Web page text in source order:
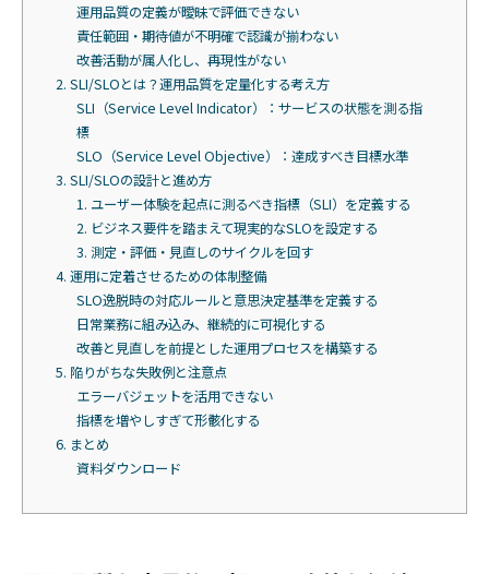
運用品質の定義が曖昧で評価できない
責任範囲・期待値が不明確で認識が揃わない
改善活動が属人化し、再現性がない
2. SLI/SLOとは？運用品質を定量化する考え方
SLI（Service Level Indicator）：サービスの状態を測る指
標
SLO（Service Level Objective）：達成すべき目標水準
3. SLI/SLOの設計と進め方
1. ユーザー体験を起点に測るべき指標（SLI）を定義する
2. ビジネス要件を踏まえて現実的なSLOを設定する
3. 測定・評価・見直しのサイクルを回す
4. 運用に定着させるための体制整備
SLO逸脱時の対応ルールと意思決定基準を定義する
日常業務に組み込み、継続的に可視化する
改善と見直しを前提とした運用プロセスを構築する
5. 陥りがちな失敗例と注意点
エラーバジェットを活用できない
指標を増やしすぎて形骸化する
6. まとめ
資料ダウンロード